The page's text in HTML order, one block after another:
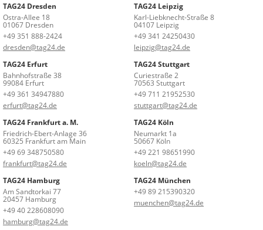
TAG24 Dresden
Ostra-Allee 18
01067 Dresden
+49 351 888-2424
dresden@tag24.de
TAG24 Leipzig
Karl-Liebknecht-Straße 8
04107 Leipzig
+49 341 24250430
leipzig@tag24.de
TAG24 Erfurt
Bahnhofstraße 38
99084 Erfurt
+49 361 34947880
erfurt@tag24.de
TAG24 Stuttgart
Curiestraße 2
70563 Stuttgart
+49 711 21952530
stuttgart@tag24.de
TAG24 Frankfurt a. M.
Friedrich-Ebert-Anlage 36
60325 Frankfurt am Main
+49 69 348750580
frankfurt@tag24.de
TAG24 Köln
Neumarkt 1a
50667 Köln
+49 221 98651990
koeln@tag24.de
TAG24 Hamburg
Am Sandtorkai 77
20457 Hamburg
+49 40 228608090
hamburg@tag24.de
TAG24 München
+49 89 215390320
muenchen@tag24.de